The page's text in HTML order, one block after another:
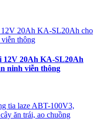
12V 20Ah KA-SL20Ah
ninh viễn thông